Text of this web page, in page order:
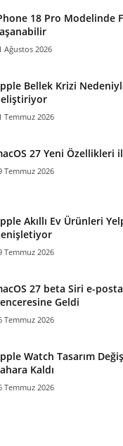
18 Pro Modelinde
Ağustos 2026
Bellek Krizi
Temmuz 2026
27 Yeni Özellikleri
Temmuz 2026
Akıllı Ev Ürünleri
Temmuz 2026
27 beta Siri e-
Geldi
Temmuz 2026
Watch Tasarım
Kaldı
Temmuz 2026